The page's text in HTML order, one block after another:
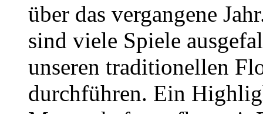
über das vergangene
sind viele Spiele
unseren traditionellen
durchführen. Ein